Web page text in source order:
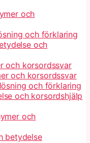
och
och förklaring
och
och korsordssvar
och korsordssvar
och förklaring
och korsordshjälp
och
betydelse